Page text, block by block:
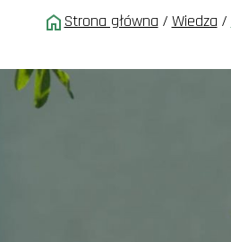
Strona główna / Wiedza /